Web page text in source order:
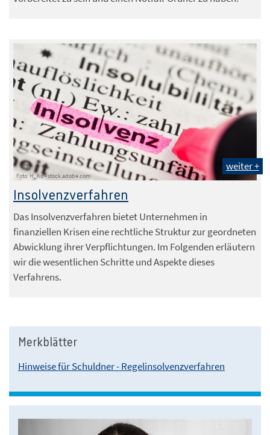
Foto: H_Ko - stock.adobe.com
weiter +
Insolvenzverfahren
Das Insolvenzverfahren bietet Unternehmen in
finanziellen Krisen eine rechtliche Struktur zur geordneten
Abwicklung ihrer Verpflichtungen. Im Folgenden erläutern
wir die wesentlichen Schritte und Aspekte dieses
Verfahrens.
Merkblätter
Hinweise für Schuldner - Regelinsolvenzverfahren